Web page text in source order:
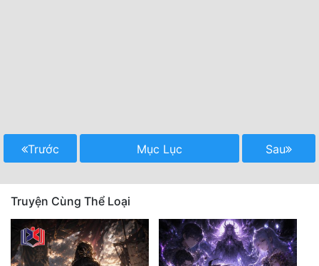
Trước Mục Lục Sau
Truyện Cùng Thể Loại